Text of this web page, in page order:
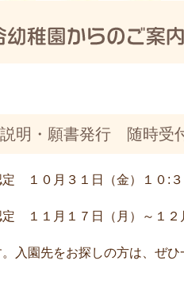
明・願書発行 随時受
１０月３１日（金）１０:３
日（月）～１２月２
入園先をお探しの方は、ぜひ